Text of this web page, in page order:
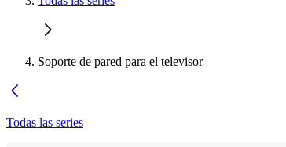
Soporte de pared para el televisor
Todas las series